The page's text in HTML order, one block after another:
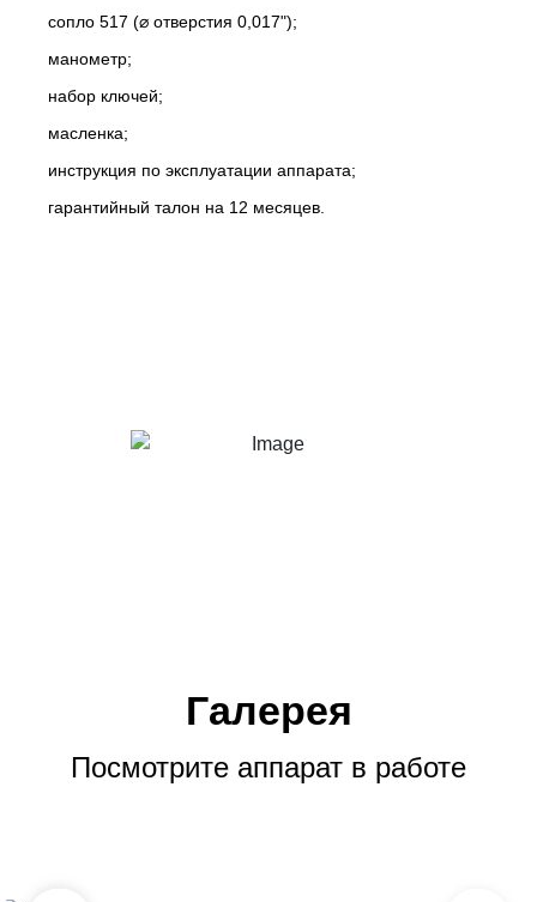
сопло 517 (⌀ отверстия 0,017");
манометр;
набор ключей;
масленка;
инструкция по эксплуатации аппарата;
гарантийный талон на 12 месяцев.
Галерея
Посмотрите аппарат в работе